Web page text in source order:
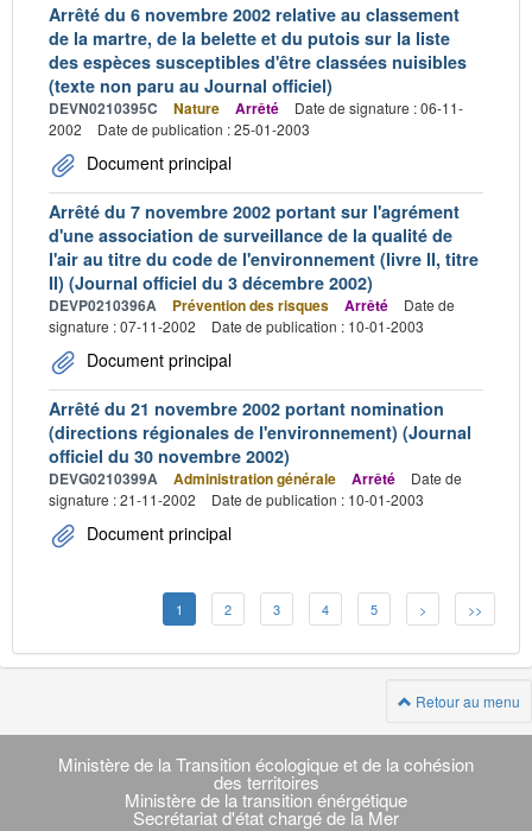
Arrêté du 6 novembre 2002 relative au classement
de la martre, de la belette et du putois sur la liste
des espèces susceptibles d'être classées nuisibles
(texte non paru au Journal officiel)
DEVN0210395C Nature Arrêté
Date de signature : 06-11-
2002
Date de publication : 25-01-2003
Document principal
Arrêté du 7 novembre 2002 portant sur l'agrément
d'une association de surveillance de la qualité de
l'air au titre du code de l'environnement (livre II, titre
II) (Journal officiel du 3 décembre 2002)
DEVP0210396A Prévention des risques Arrêté
Date de
signature : 07-11-2002
Date de publication : 10-01-2003
Document principal
Arrêté du 21 novembre 2002 portant nomination
(directions régionales de l'environnement) (Journal
officiel du 30 novembre 2002)
DEVG0210399A Administration générale Arrêté
Date de
signature : 21-11-2002
Date de publication : 10-01-2003
Document principal
1 2 3 4 5 > >>
Retour au menu
Navigation
transverse
Ministère de la Transition écologique et de la cohésion
des territoires
Ministère de la transition énérgétique
Secrétariat d'état chargé de la Mer